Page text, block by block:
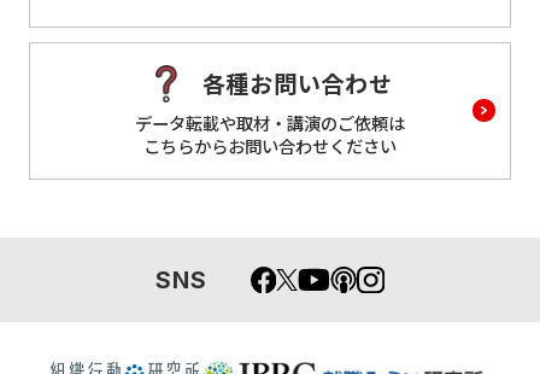
各種お問い合わせ
データ転載や取材・講演のご依頼は
こちらからお問い合わせください
SNS